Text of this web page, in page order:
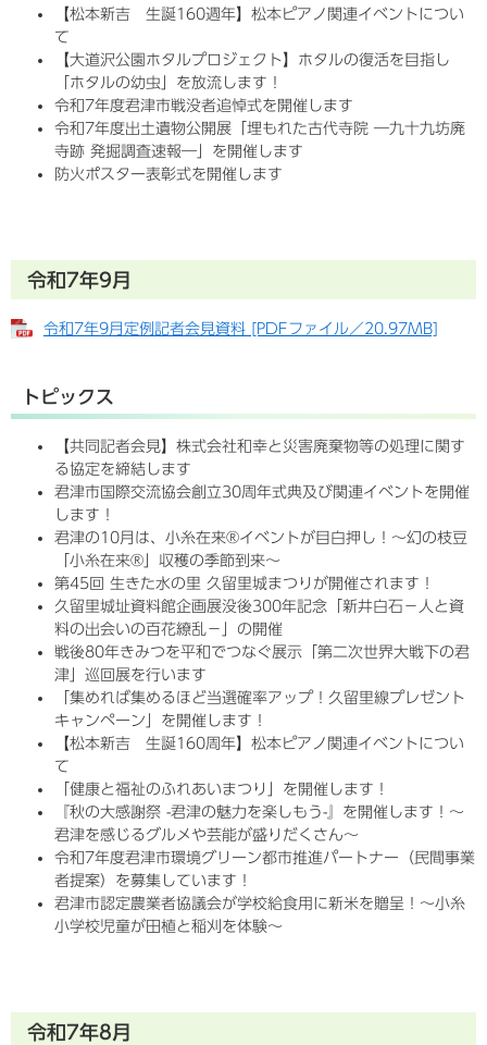
【松本新吉 生誕160週年】松本ピアノ関連イベントについ
て
【大道沢公園ホタルプロジェクト】ホタルの復活を目指し
「ホタルの幼虫」を放流します！
令和7年度君津市戦没者追悼式を開催します
令和7年度出土遺物公開展「埋もれた古代寺院 ―九十九坊廃
寺跡 発掘調査速報―」を開催します
防火ポスター表彰式を開催します
令和7年9月
令和7年9月定例記者会見資料 [PDFファイル／20.97MB]
トピックス
【共同記者会見】株式会社和幸と災害廃棄物等の処理に関す
る協定を締結します
君津市国際交流協会創立30周年式典及び関連イベントを開催
します！
君津の10月は、小糸在来®イベントが目白押し！～幻の枝豆
「小糸在来®」収穫の季節到来～
第45回 生きた水の里 久留里城まつりが開催されます！
久留里城址資料館企画展没後300年記念「新井白石－人と資
料の出会いの百花繚乱－」の開催
戦後80年きみつを平和でつなぐ展示「第二次世界大戦下の君
津」巡回展を行います
「集めれば集めるほど当選確率アップ！久留里線プレゼント
キャンペーン」を開催します！
【松本新吉 生誕160周年】松本ピアノ関連イベントについ
て
「健康と福祉のふれあいまつり」を開催します！
『秋の大感謝祭 -君津の魅力を楽しもう-』を開催します！～
君津を感じるグルメや芸能が盛りだくさん～
令和7年度君津市環境グリーン都市推進パートナー（民間事業
者提案）を募集しています！
君津市認定農業者協議会が学校給食用に新米を贈呈！～小糸
小学校児童が田植と稲刈を体験～
令和7年8月